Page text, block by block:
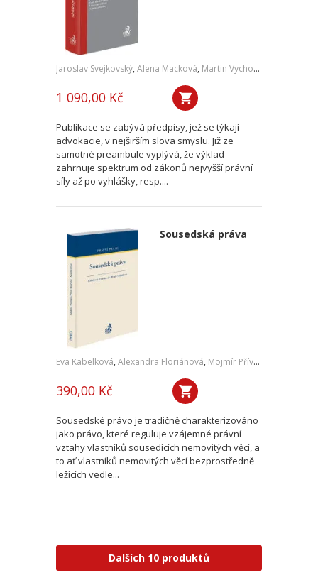
Jaroslav Svejkovský, Alena Macková, Martin Vychopeň
1 090,00 Kč
Publikace se zabývá předpisy, jež se týkají
advokacie, v nejširším slova smyslu. Již ze
samotné preambule vyplývá, že výklad
zahrnuje spektrum od zákonů nejvyšší právní
síly až po vyhlášky, resp....
Sousedská práva
Eva Kabelková, Alexandra Floriánová, Mojmír Přívara
390,00 Kč
Sousedské právo je tradičně charakterizováno
jako právo, které reguluje vzájemné právní
vztahy vlastníků sousedících nemovitých věcí, a
to ať vlastníků nemovitých věcí bezprostředně
ležících vedle...
Dalších 10 produktů